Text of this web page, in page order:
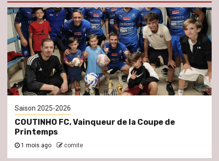
Saison 2025-2026
COUTINHO FC, Vainqueur de la Coupe de
Printemps
1 mois ago comite